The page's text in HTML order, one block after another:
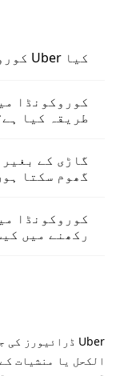
کیا Uber کوروکونڈا میں دستیاب ہے؟
کوروکونڈا
طریقہ کیا
گاڑی کے
گھوم سکتا
رکھنے میں
الکحل یا منشیات